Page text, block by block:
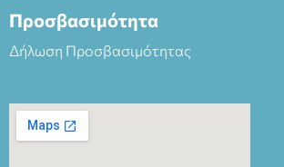
Προσβασιμότητα
Δήλωση Προσβασιμότητας